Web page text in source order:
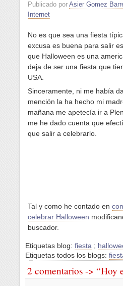
Publicado por Asier Gomez
Internet
No es que sea una fiesta
excusa es buena para salir
que Halloween es una
deja de ser una fiesta que
USA.
Sinceramente, ni me había
mención la ha hecho mi
mañana me apetecía ir a
me he dado cuenta que
que salir a celebrarlo.
Tal y como he contado en
celebrar Halloween
buscador.
Etiquetas blog: fiesta ;
Etiquetas todos los blogs:
2 comentarios -> “Hoy